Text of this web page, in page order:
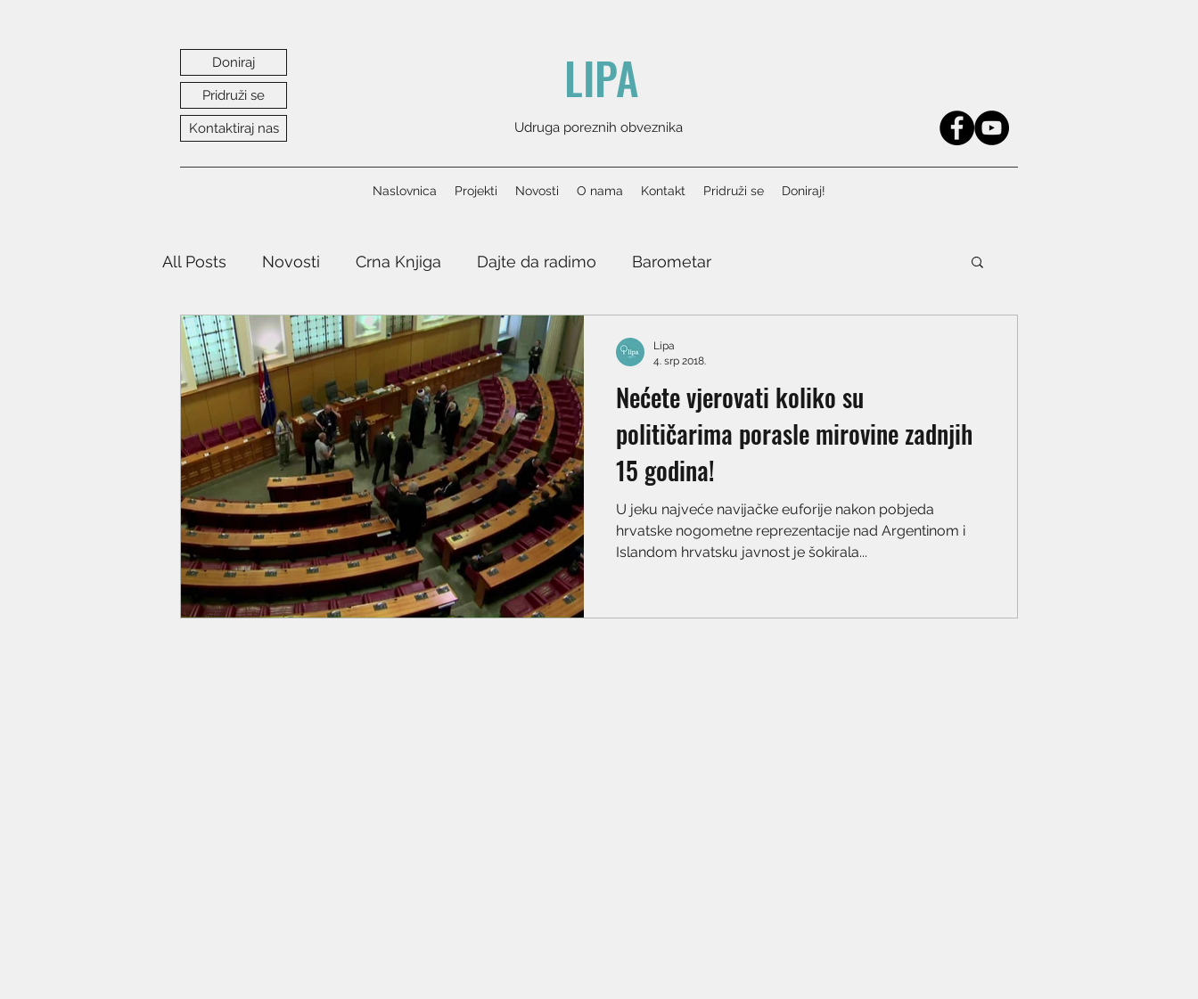
Doniraj
Pridruži se
Kontaktiraj nas
LIPA
Udruga poreznih obveznika
Naslovnica Projekti Novosti O nama Kontakt Pridruži se Doniraj!
All Posts Novosti Crna Knjiga Dajte da radimo Barometar
Nećete vjerovati koliko su
političarima porasle mirovine zadnjih
15 godina!
U jeku najveće navijačke euforije nakon pobjeda
hrvatske nogometne reprezentacije nad Argentinom i
Islandom hrvatsku javnost je šokirala...
Lipa
4. srp 2018.